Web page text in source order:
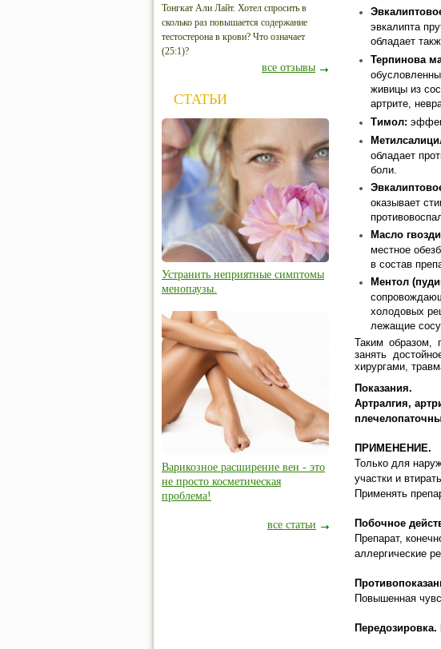
эвкалипта
обладает
Терпинова
живицы из
артрите,
Тимол:
обладает
боли.
оказывает
Масло
местное
в состав
Ментол
холодовых
лежащие
Таким образом,
занять
хирургами,
Показания.
Артралгия,
ПРИМЕНЕНИЕ.
Только для
участки и
Применять
Побочное
Препарат,
аллергические
Повышенная
Тонгкат Али Лайт. Хотел спросить в
сколько раз повышается содержание
тестостерона в крови? Что означает
(25:1)?
все отзывы
СТАТЬИ
Устранить неприятные симптомы
менопаузы.
Варикозное расширение вен - это
не просто косметическая
проблема!
все статьи